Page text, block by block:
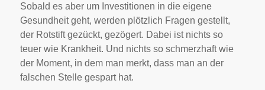
Sobald es aber um Investitionen in die eigene
Gesundheit geht, werden plötzlich Fragen gestellt,
der Rotstift gezückt, gezögert. Dabei ist nichts so
teuer wie Krankheit. Und nichts so schmerzhaft wie
der Moment, in dem man merkt, dass man an der
falschen Stelle gespart hat.